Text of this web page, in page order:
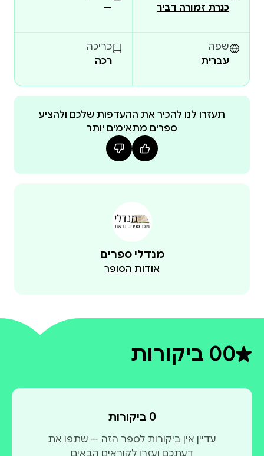
כנרת זמורה דביר
—
שפה
עברית
כריכה
רכה
תעזרו לנו להכיר את ההעדפות שלכם ולהציע
ספרים מתאימים יותר
מנדלי ספרים
אודות הסופר
0דירוג ממוצע 0 מתוך 5
0 ביקורות
0 ביקורות
עדיין אין ביקורות לספר הזה — שתפו את
דעתכם ועזרו לקוראים הבאים